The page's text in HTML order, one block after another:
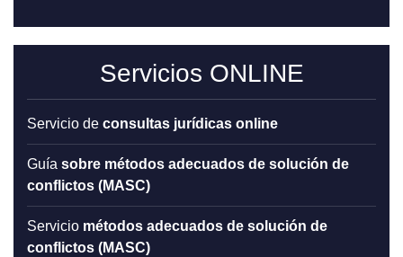
Servicios ONLINE
servicio de consultas jurídicas online
guía sobre métodos adecuados de solución de
conflictos (MASC)
servicio métodos adecuados de solución de
conflictos (MASC)